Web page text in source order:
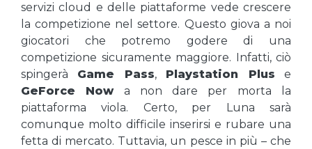
servizi cloud e delle piattaforme vede crescere
la competizione nel settore. Questo giova a noi
giocatori che potremo godere di una
competizione sicuramente maggiore. Infatti, ciò
spingerà Game Pass, Playstation Plus e
GeForce Nowa non dare per morta la
piattaforma viola. Certo, per Luna sarà
comunque molto difficile inserirsi e rubare una
fetta di mercato. Tuttavia, un pesce in più – che